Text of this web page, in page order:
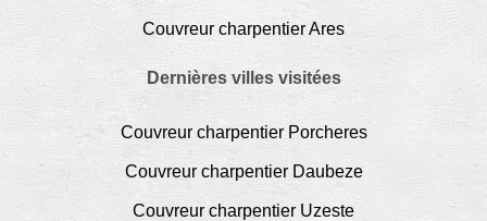
Couvreur charpentier Ares
Dernières villes visitées
Couvreur charpentier Porcheres
Couvreur charpentier Daubeze
Couvreur charpentier Uzeste